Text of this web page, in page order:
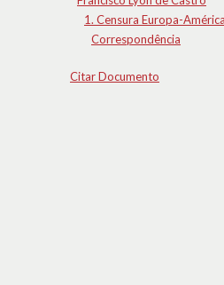
1. Censura Europa-América
Correspondência
Citar Documento